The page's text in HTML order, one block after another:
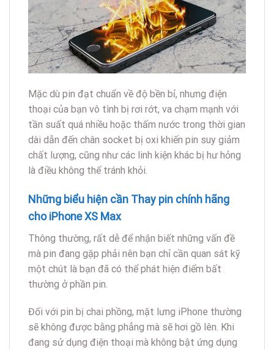
Mặc dù pin đạt chuẩn về độ bền bỉ, nhưng điện
thoại của bạn vô tình bị rơi rớt, va chạm mạnh với
tần suất quá nhiều hoặc thấm nước trong thời gian
dài dẫn đến chân socket bị oxi khiến pin suy giảm
chất lượng, cũng như các linh kiện khác bị hư hỏng
là điều không thể tránh khỏi.
Những biểu hiện cần Thay pin chính hãng
cho iPhone XS Max
Thông thường, rất dễ để nhận biết những vấn đề
mà pin đang gặp phải nên bạn chỉ cần quan sát kỹ
một chút là bạn đã có thể phát hiện điểm bất
thường ở phần pin.
Đối với pin bị chai phồng, mặt lưng iPhone thường
sẽ không được bằng phẳng mà sẽ hơi gồ lên. Khi
đang sử dụng điện thoại mà không bật ứng dụng